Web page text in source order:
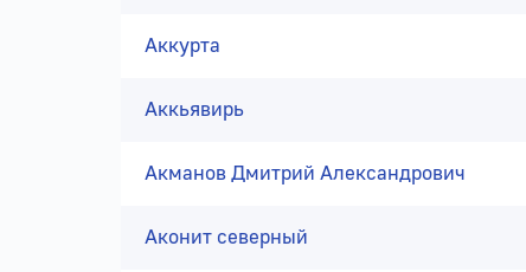
Аккурта
Аккьявирь
Акманов Дмитрий Александрович
Аконит северный